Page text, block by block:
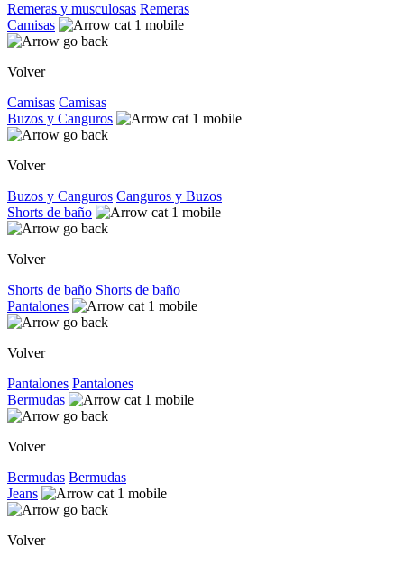
Remeras y musculosas Remeras
Camisas
Volver
Camisas Camisas
Buzos y Canguros
Volver
Buzos y Canguros Canguros y Buzos
Shorts de baño
Volver
Shorts de baño Shorts de baño
Pantalones
Volver
Pantalones Pantalones
Bermudas
Volver
Bermudas Bermudas
Jeans
Volver